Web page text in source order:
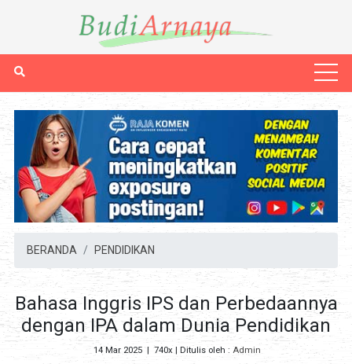
BERANDA PENDIDIKAN
Bahasa Inggris IPS dan Perbedaannya
dengan IPA dalam Dunia Pendidikan
14 Mar 2025| 740x| Ditulis oleh : Admin